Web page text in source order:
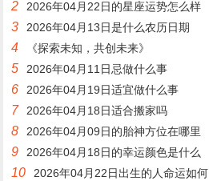
2 2026年04月22日的星座运势怎么样
3 2026年04月13日是什么农历日期
4 《探索未知，共创未来》
5 2026年04月11日忌做什么事
6 2026年04月19日适宜做什么事
7 2026年04月18日适合搬家吗
8 2026年04月09日的胎神方位在哪里
9 2026年04月18日的幸运颜色是什么
10 2026年04月22日出生的人命运如何